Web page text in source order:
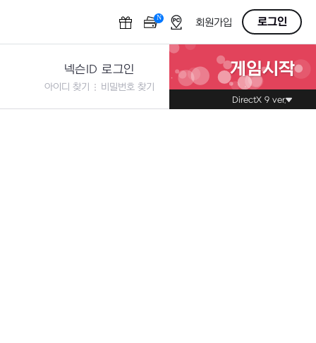
N OFF회원가입 로그인
넥슨ID 로그인
아이디 찾기 비밀번호 찾기
게임시작
DirectX 9 ver.